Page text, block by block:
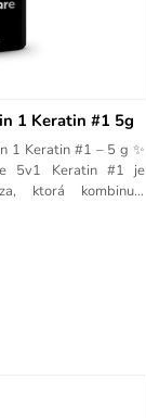
1 Keratin #1 5g
1 Keratin #1 – 5 g ✨
5v1 Keratin #1 je
ktorá kombinuje